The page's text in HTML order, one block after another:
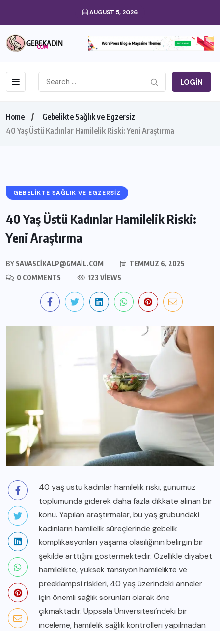
AUGUST 5, 2026
LOGIN
Home
Gebelikte Sağlık ve Egzersiz
40 Yaş Üstü Kadınlar Hamilelik Riski: Yeni Araştırma
GEBELIKTE SAĞLIK VE EGZERSIZ
40 Yaş Üstü Kadınlar Hamilelik Riski:
Yeni Araştırma
BY SAVASCIKALP@GMAIL.COM
TEMMUZ 6, 2025
0 COMMENTS
123 VIEWS
40 yaş üstü kadınlar hamilelik riski, günümüz
toplumunda giderek daha fazla dikkate alınan bir
konu. Yapılan araştırmalar, bu yaş grubundaki
kadınların hamilelik süreçlerinde gebelik
komplikasyonları yaşama olasılığının belirgin bir
şekilde arttığını göstermektedir. Özellikle diyabet
hamilelikte, yüksek tansiyon hamilelikte ve
preeklampsi riskleri, 40 yaş üzerindeki anneler
için önemli sağlık sorunları olarak öne
çıkmaktadır. Uppsala Üniversitesi’ndeki bir
inceleme, hamilelik sağlık kontrolleri yapılmadan